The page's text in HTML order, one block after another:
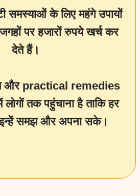
समस्याओं के लिए महंगे उपायों
पर हजारों रुपये खर्च कर
देते हैं।
और practical remedies
तक पहुंचाना है ताकि हर
इन्हें समझ और अपना सके।